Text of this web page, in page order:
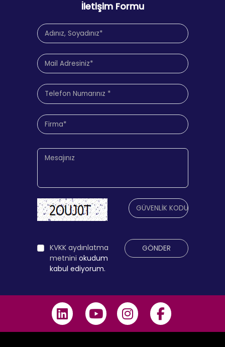
İletişim Formu
KVKK aydınlatma
metnini okudum
kabul ediyorum.
GÖNDER